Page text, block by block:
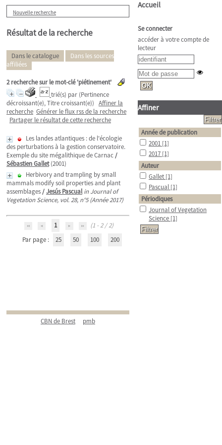
Nouvelle recherche
Résultat de la recherche
Dans le catalogue
Dans les sources
affiliées
2recherche sur le mot-clé'piétinement'
trié(s) par (Pertinence
décroissant(e), Titre croissant(e)) Affiner la
recherche Générer le flux rss de la recherche
Partager le résultat de cette recherche
Les landes atlantiques : de l'écologie
des perturbations à la gestion conservatoire.
Exemple du site mégalithique de Carnac/
Sébastien Gallet(2001)
Herbivory and trampling by small
mammals modify soil properties and plant
assemblages/Jesús Pascual in Journal of
Vegetation Science, vol. 28, n°5 (Année 2017)
1
(1 - 2 / 2)
Par page :
25 50 100 200
CBN de Brest pmb
Accueil
Se connecter
accéder à votre compte de
lecteur
Affiner
Année de publication
2001 [1]
2017 [1]
Auteur
Gallet [1]
Pascual [1]
Périodiques
Journal of Vegetation
Science [1]